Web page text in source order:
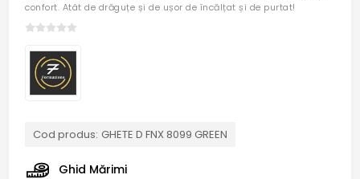
confort. Atât de drăguțe și de ușor de încălțat și de purtat!
Cod produs: GHETE D FNX 8099 GREEN
Ghid Mărimi